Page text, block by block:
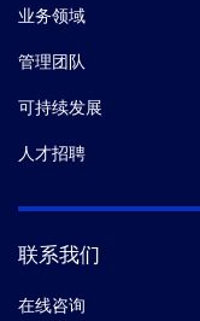
业务领域
管理团队
可持续发展
人才招聘
联系我们
在线咨询